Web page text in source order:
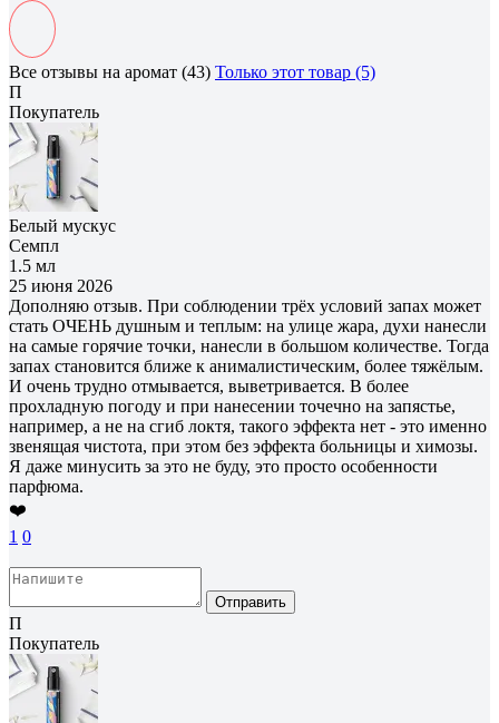
Все отзывы на аромат (43) Только этот товар (5)
П
Покупатель
Белый мускус
Семпл
1.5 мл
25 июня 2026
Дополняю отзыв. При соблюдении трёх условий запах может
стать ОЧЕНЬ душным и теплым: на улице жара, духи нанесли
на самые горячие точки, нанесли в большом количестве. Тогда
запах становится ближе к анималистическим, более тяжёлым.
И очень трудно отмывается, выветривается. В более
прохладную погоду и при нанесении точечно на запястье,
например, а не на сгиб локтя, такого эффекта нет - это именно
звенящая чистота, при этом без эффекта больницы и химозы.
Я даже минусить за это не буду, это просто особенности
парфюма.
❤️
1 0
Отправить
П
Покупатель